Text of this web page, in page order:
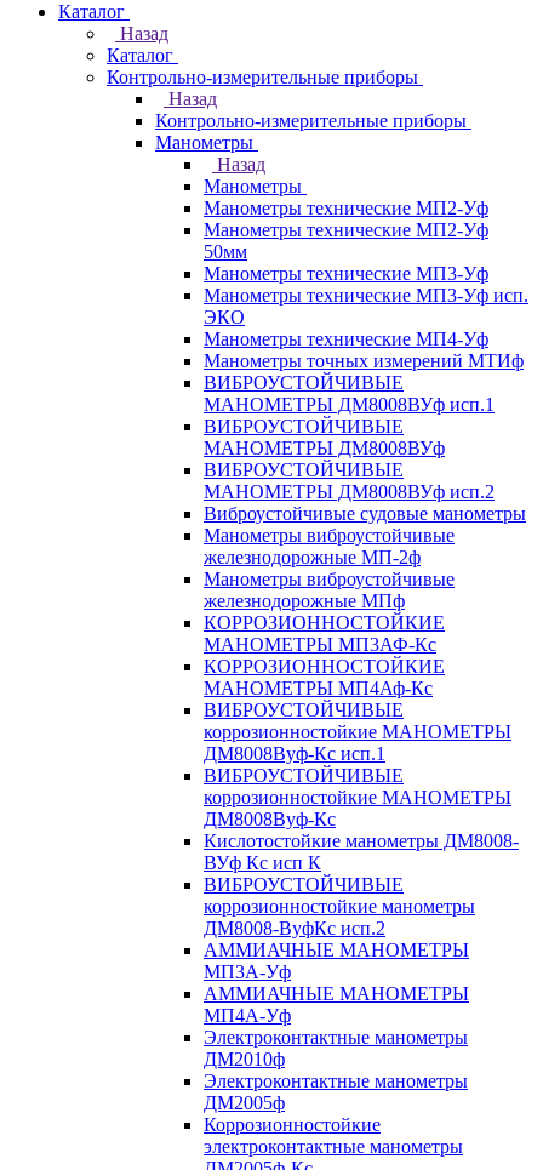
Каталог
Назад
Каталог
Контрольно-измерительные приборы
Назад
Контрольно-измерительные приборы
Манометры
Назад
Манометры
Манометры технические МП2-Уф
Манометры технические МП2-Уф
50мм
Манометры технические МП3-Уф
Манометры технические МП3-Уф исп.
ЭКО
Манометры технические МП4-Уф
Манометры точных измерений МТИф
ВИБРОУСТОЙЧИВЫЕ
МАНОМЕТРЫ ДМ8008ВУф исп.1
ВИБРОУСТОЙЧИВЫЕ
МАНОМЕТРЫ ДМ8008ВУф
ВИБРОУСТОЙЧИВЫЕ
МАНОМЕТРЫ ДМ8008ВУф исп.2
Виброустойчивые судовые манометры
Манометры виброустойчивые
железнодорожные МП-2ф
Манометры виброустойчивые
железнодорожные МПф
КОРРОЗИОННОСТОЙКИЕ
МАНОМЕТРЫ МП3АФ-Кс
КОРРОЗИОННОСТОЙКИЕ
МАНОМЕТРЫ МП4Аф-Кс
ВИБРОУСТОЙЧИВЫЕ
коррозионностойкие МАНОМЕТРЫ
ДМ8008Вуф-Кс исп.1
ВИБРОУСТОЙЧИВЫЕ
коррозионностойкие МАНОМЕТРЫ
ДМ8008Вуф-Кс
Кислотостойкие манометры ДМ8008-
ВУф Кс исп К
ВИБРОУСТОЙЧИВЫЕ
коррозионностойкие манометры
ДМ8008-ВуфКс исп.2
АММИАЧНЫЕ МАНОМЕТРЫ
МП3А-Уф
АММИАЧНЫЕ МАНОМЕТРЫ
МП4А-Уф
Электроконтактные манометры
ДМ2010ф
Электроконтактные манометры
ДМ2005ф
Коррозионностойкие
электроконтактные манометры